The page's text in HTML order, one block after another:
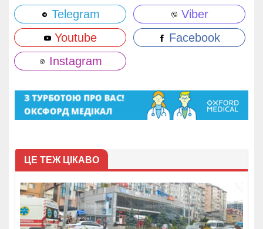
Telegram
Viber
Youtube
Facebook
Instagram
ЦЕ ТЕЖ ЦІКАВО